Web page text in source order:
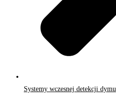
Systemy wczesnej detekcji dymu​